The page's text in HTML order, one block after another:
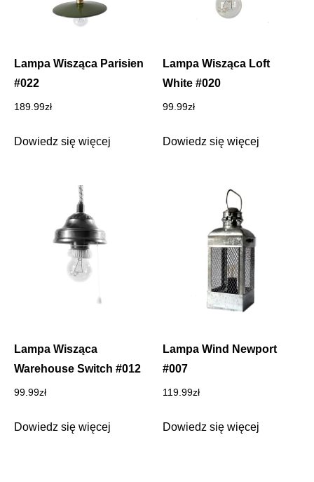
Lampa Wisząca Parisien
#022
189.99zł
Dowiedz się więcej
Lampa Wisząca Loft
White #020
99.99zł
Dowiedz się więcej
Lampa Wisząca
Warehouse Switch #012
99.99zł
Dowiedz się więcej
Lampa Wind Newport
#007
119.99zł
Dowiedz się więcej